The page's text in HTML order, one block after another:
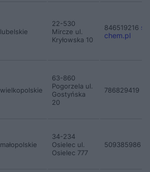
lubelskie
22-530
Mircze ul.
Kryłowska 10
846519216
chem.pl
wielkopolskie
63-860
Pogorzela ul.
Gostyńska
20
786829419
małopolskie
34-234
Osielec ul.
Osielec 777
509385986